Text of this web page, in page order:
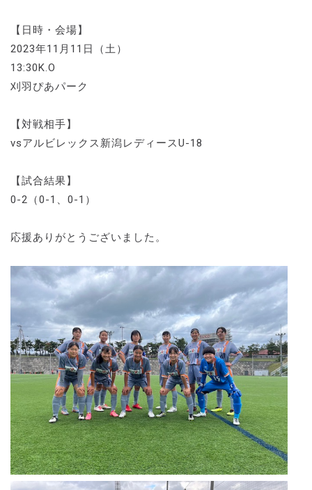
【日時・会場】
2023年11月11日（土）
13:30K.O
刈羽ぴあパーク
【対戦相手】
vsアルビレックス新潟レディースU-18
【試合結果】
0-2（0-1、0-1）
応援ありがとうございました。